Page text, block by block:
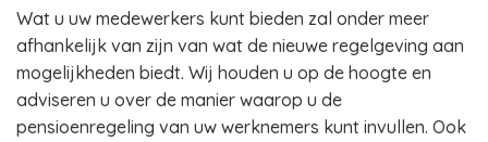
Wat u uw medewerkers kunt bieden zal onder meer
afhankelijk van zijn van wat de nieuwe regelgeving aan
mogelijkheden biedt. Wij houden u op de hoogte en
adviseren u over de manier waarop u de
pensioenregeling van uw werknemers kunt invullen. Ook